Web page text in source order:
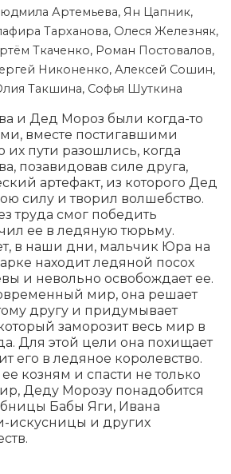
Артемьева, Ян Цапник,
Тарханова, Олеся Железняк,
Ткаченко, Роман Постовалов,
Никоненко, Алексей Сошин,
Такшина, Софья Шуткина
и Дед Мороз были когда-то
вместе постигавшими
их пути разошлись, когда
позавидовав силе друга,
артефакт, из которого Дед
силу и творил волшебство.
труда смог победить
ее в ледяную тюрьму.
в наши дни, мальчик Юра на
находит ледяной посох
и невольно освобождает ее.
мир, она решает
другу и придумывает
заморозит весь мир в
Для этой цели она похищает
его в ледяное королевство.
козням и спасти не только
Деду Морозу понадобится
Бабы Яги, Ивана
искусницы и других